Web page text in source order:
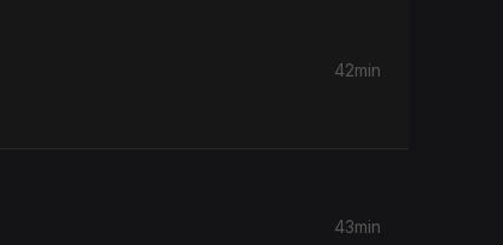
42min
43min